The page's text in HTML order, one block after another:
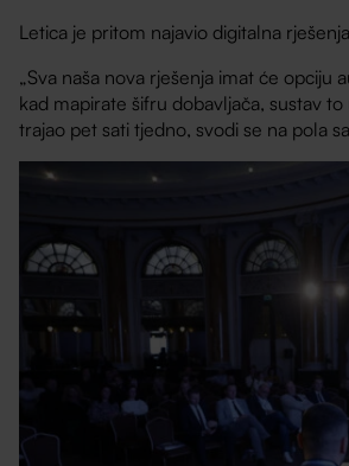
Letica je pritom najavio digitalna
„Sva naša nova rješenja imat će
kad mapirate šifru dobavljača, sustav
trajao pet sati tjedno, svodi se na pola